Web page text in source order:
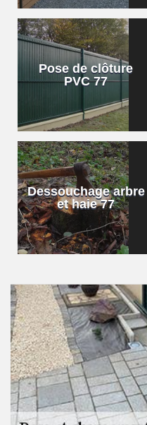
Pose de clôture
PVC 77
Dessouchage arbre
et haie 77